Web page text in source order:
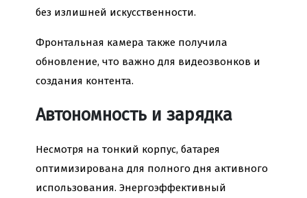
без излишней искусственности.
Фронтальная камера также получила
обновление, что важно для видеозвонков и
создания контента.
Автономность и зарядка
Несмотря на тонкий корпус, батарея
оптимизирована для полного дня активного
использования. Энергоэффективный